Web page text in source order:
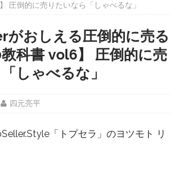
圧倒的に売りたいなら「しゃべるな」
がおしえる圧倒的に売る
科書 vol6】 圧倒的に売
しゃべるな」
四元亮平
「トプセラ」のヨツモト リ